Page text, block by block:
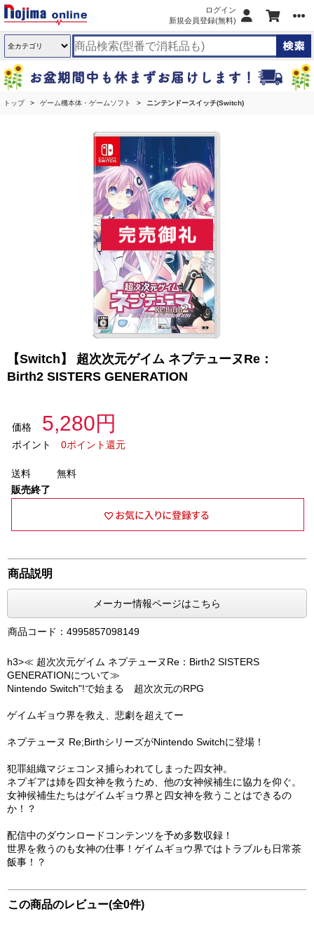
ログイン
新規会員登録(無料)
トップ ゲーム機本体・ゲームソフト ニンテンドースイッチ(Switch)
【Switch】 超次次元ゲイム ネプテューヌRe：
Birth2 SISTERS GENERATION
価格 5,280円
ポイント 0ポイント還元
送料
無料
販売終了
商品説明
メーカー情報ページはこちら
商品コード：4995857098149
h3>≪ 超次次元ゲイム ネプテューヌRe：Birth2 SISTERS
GENERATIONについて≫
Nintendo Switch"!で始まる 超次次元のRPG
ゲイムギョウ界を救え、悲劇を超えてー
ネプテューヌ Re;BirthシリーズがNintendo Switchに登場！
犯罪組織マジェコンヌ捕らわれてしまった四女神。
ネプギアは姉を四女神を救うため、他の女神候補生に協力を仰ぐ。
女神候補生たちはゲイムギョウ界と四女神を救うことはできるの
か！？
配信中のダウンロードコンテンツを予め多数収録！
世界を救うのも女神の仕事！ゲイムギョウ界ではトラブルも日常茶
飯事！？
この商品のレビュー(全0件)